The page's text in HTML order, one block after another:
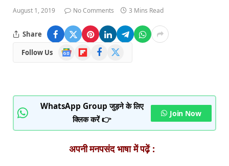
August 1, 2019 No Comments 3 Mins Read
Share
Follow Us
Google
News
FlipboardFacebook
WhatsApp Group जुड़ने के लिए
क्लिक करें 👉
Join Now
अपनी मनपसंद भाषा में पढ़ें :